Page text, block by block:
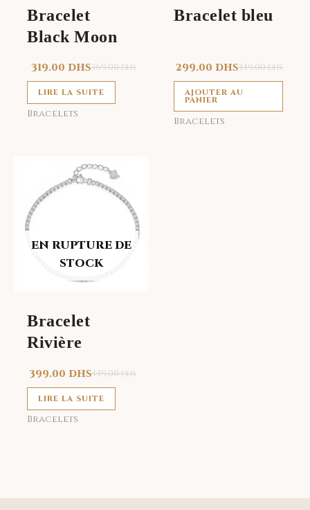
Bracelet
Black Moon
369.00DHS
319.00 DHS
LIRE LA SUITE
Bracelets
Bracelet bleu
349.00DHS
299.00 DHS
AJOUTER AU
PANIER
Bracelets
EN RUPTURE DE
STOCK
Bracelet
Rivière
449.00DHS
399.00 DHS
LIRE LA SUITE
Bracelets